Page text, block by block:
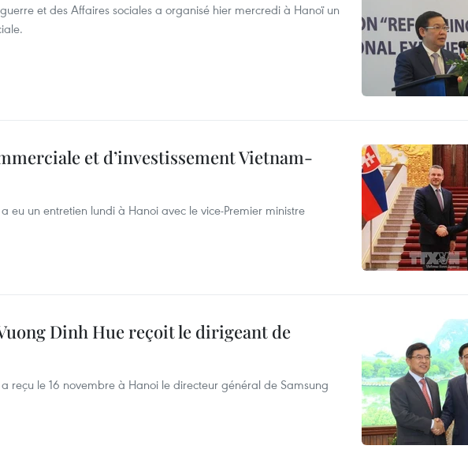
et des Affaires sociales a organisé hier mercredi à Hanoï un
et d’investissement Vietnam-
eu un entretien lundi à Hanoi avec le vice-Premier ministre
Dinh Hue reçoit le dirigeant de
reçu le 16 novembre à Hanoi le directeur général de Samsung